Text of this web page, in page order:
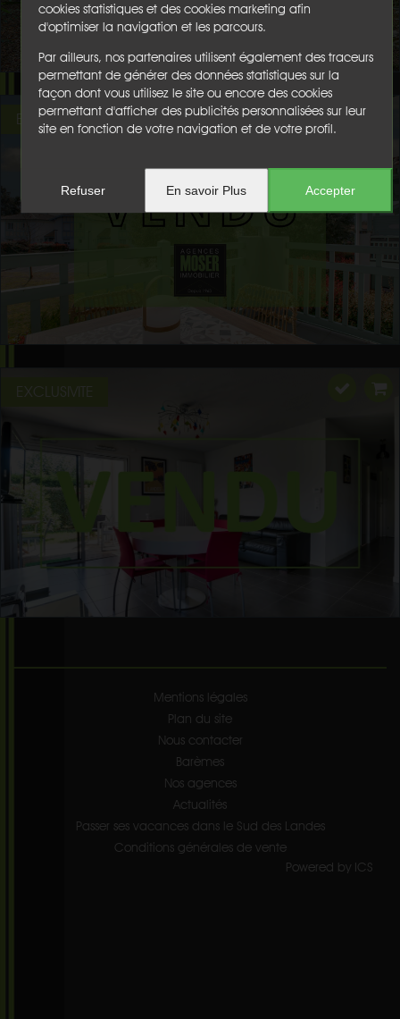
cookies statistiques et des cookies marketing afin
d'optimiser la navigation et les parcours.
Par ailleurs, nos partenaires utilisent également des traceurs
permettant de générer des données statistiques sur la
façon dont vous utilisez le site ou encore des cookies
permettant d'afficher des publicités personnalisées sur leur
site en fonction de votre navigation et de votre profil.
Refuser En savoir Plus Accepter
EXCLUSIVITE
EXCLUSIVITE
Mentions légales
Plan du site
Nous contacter
Barèmes
Nos agences
Actualités
Passer ses vacances dans le Sud des Landes
Conditions générales de vente
Powered by ICS